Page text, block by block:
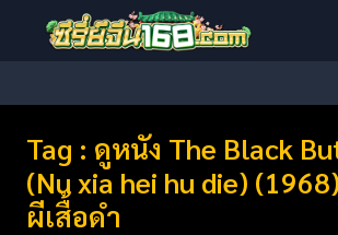
Tag : ดูหนัง The Black
(Nu xia hei hu die)
ผีเสื้อดำ